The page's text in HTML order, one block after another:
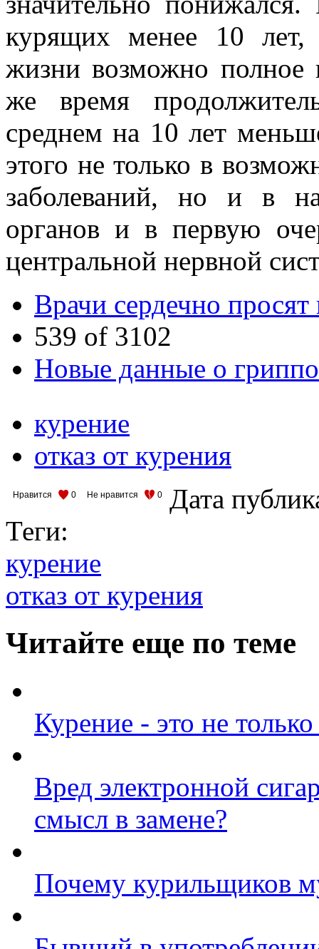
курящих менее 10 лет,
жизни возможно полное
же время
среднем на 10 лет
этого не только в
заболеваний, но и в
органов и в первую
центральной нервной
Врачи сердечно просят
539 of 3102
Новые данные о
курение
отказ от курения
Нравится 0 Не нравится 0
Дата
Теги:
курение
отказ от курения
Читайте еще по теме
Курение - это не
Вред электронной
смысл в замене?
Почему курильщиков